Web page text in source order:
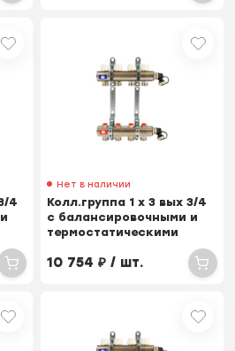
4
Нет в наличии
Колл.группа 1 х 3 вых 3/4
с балансировочными и
термостатическими
10 754₽ / шт.